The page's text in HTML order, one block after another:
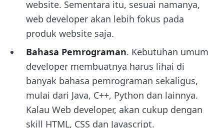
website. Sementara itu, sesuai namanya,
web developer akan lebih fokus pada
produk website saja.
Bahasa Pemrograman. Kebutuhan umum
developer membuatnya harus lihai di
banyak bahasa pemrograman sekaligus,
mulai dari Java, C++, Python dan lainnya.
Kalau Web developer, akan cukup dengan
skill HTML, CSS dan Javascript.